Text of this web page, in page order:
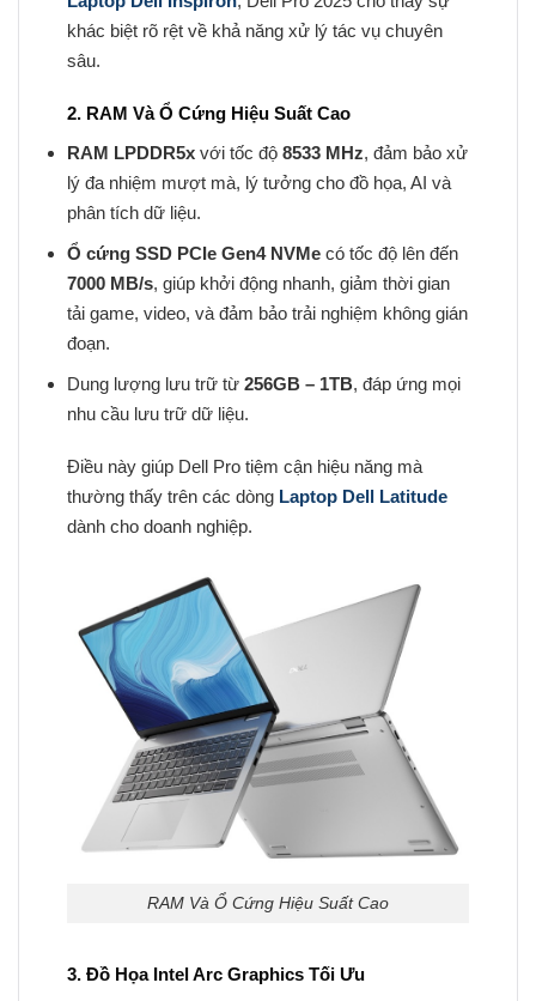
khác biệt rõ rệt về khả năng xử lý tác vụ chuyên
sâu.
2. RAM Và Ổ Cứng Hiệu Suất Cao
RAM LPDDR5x với tốc độ 8533 MHz, đảm bảo xử
lý đa nhiệm mượt mà, lý tưởng cho đồ họa, AI và
phân tích dữ liệu.
Ổ cứng SSD PCIe Gen4 NVMe có tốc độ lên đến
7000 MB/s, giúp khởi động nhanh, giảm thời gian
tải game, video, và đảm bảo trải nghiệm không gián
đoạn.
Dung lượng lưu trữ từ 256GB – 1TB, đáp ứng mọi
nhu cầu lưu trữ dữ liệu.
Điều này giúp Dell Pro tiệm cận hiệu năng mà
thường thấy trên các dòng Laptop Dell Latitude
dành cho doanh nghiệp.
RAM Và Ổ Cứng Hiệu Suất Cao
3. Đồ Họa Intel Arc Graphics Tối Ưu